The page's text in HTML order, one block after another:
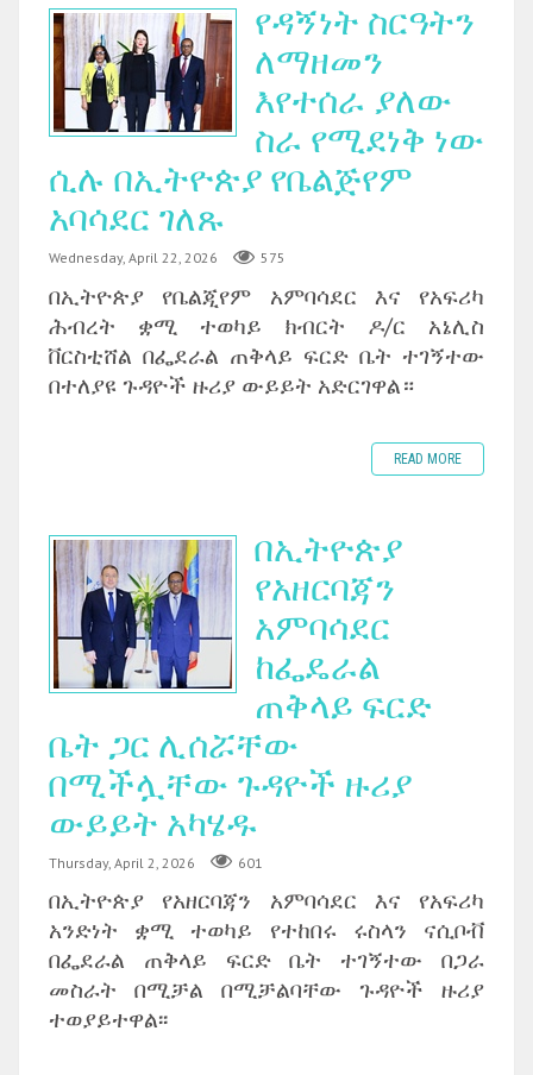
የዳኝነት ስርዓትን
ለማዘመን
እየተሰራ ያለው
ስራ የሚደነቅ ነው
ሲሉ በኢትዮጵያ የቤልጅየም
አባሳደር ገለጹ
Wednesday, April 22, 2026 575
በኢትዮጵያ የቤልጂየም አምባሳደር እና የአፍሪካ
ሕብረት ቋሚ ተወካይ ክብርት ዶ/ር አኔሊስ
ቨርስቲሸል በፌደራል ጠቅላይ ፍርድ ቤት ተገኝተው
በተለያዩ ጉዳዮች ዙሪያ ውይይት አድርገዋል።
READ MORE
በኢትዮጵያ
የአዘርባጃን
አምባሳደር
ከፌዴራል
ጠቅላይ ፍርድ
ቤት ጋር ሊሰሯቸው
በሚችሏቸው ጉዳዮች ዙሪያ
ውይይት አካሄዱ
Thursday, April 2, 2026 601
በኢትዮጵያ የአዘርባጃን አምባሳደር እና የአፍሪካ
አንድነት ቋሚ ተወካይ የተከበሩ ሩስላን ናሲቦቭ
በፌደራል ጠቅላይ ፍርድ ቤት ተገኝተው በጋራ
መስራት በሚቻል በሚቻልባቸው ጉዳዮች ዙሪያ
ተወያይተዋል፡፡